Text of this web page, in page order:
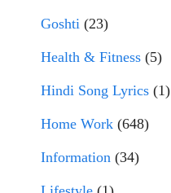
Goshti (23)
Health & Fitness (5)
Hindi Song Lyrics (1)
Home Work (648)
Information (34)